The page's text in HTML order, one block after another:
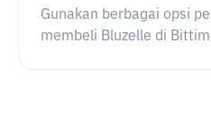
Gunakan berbagai opsi
membeli Bluzelle di